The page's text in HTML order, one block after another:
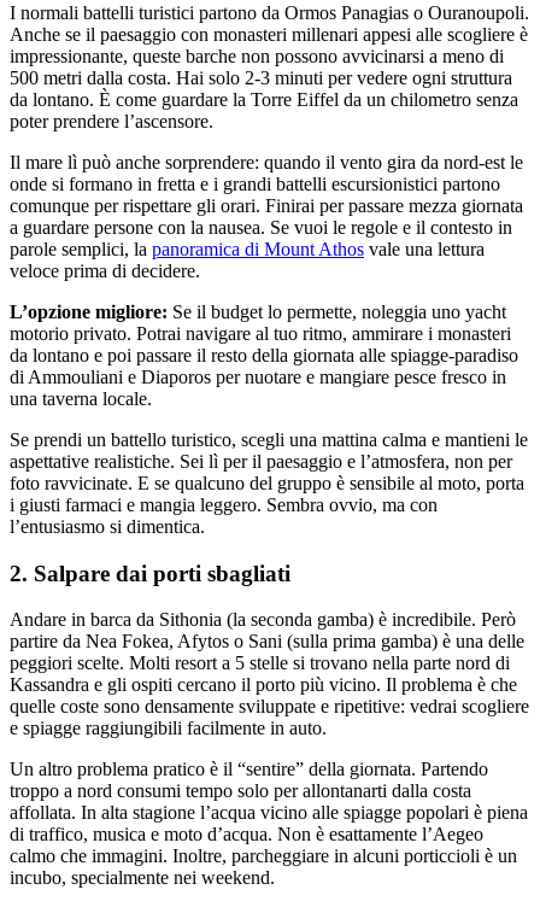
I normali battelli turistici partono da Ormos Panagias o Ouranoupoli.
Anche se il paesaggio con monasteri millenari appesi alle scogliere è
impressionante, queste barche non possono avvicinarsi a meno di
500 metri dalla costa. Hai solo 2-3 minuti per vedere ogni struttura
da lontano. È come guardare la Torre Eiffel da un chilometro senza
poter prendere l’ascensore.
Il mare lì può anche sorprendere: quando il vento gira da nord-est le
onde si formano in fretta e i grandi battelli escursionistici partono
comunque per rispettare gli orari. Finirai per passare mezza giornata
a guardare persone con la nausea. Se vuoi le regole e il contesto in
parole semplici, la panoramica di Mount Athos vale una lettura
veloce prima di decidere.
L’opzione migliore: Se il budget lo permette, noleggia uno yacht
motorio privato. Potrai navigare al tuo ritmo, ammirare i monasteri
da lontano e poi passare il resto della giornata alle spiagge-paradiso
di Ammouliani e Diaporos per nuotare e mangiare pesce fresco in
una taverna locale.
Se prendi un battello turistico, scegli una mattina calma e mantieni le
aspettative realistiche. Sei lì per il paesaggio e l’atmosfera, non per
foto ravvicinate. E se qualcuno del gruppo è sensibile al moto, porta
i giusti farmaci e mangia leggero. Sembra ovvio, ma con
l’entusiasmo si dimentica.
2. Salpare dai porti sbagliati
Andare in barca da Sithonia (la seconda gamba) è incredibile. Però
partire da Nea Fokea, Afytos o Sani (sulla prima gamba) è una delle
peggiori scelte. Molti resort a 5 stelle si trovano nella parte nord di
Kassandra e gli ospiti cercano il porto più vicino. Il problema è che
quelle coste sono densamente sviluppate e ripetitive: vedrai scogliere
e spiagge raggiungibili facilmente in auto.
Un altro problema pratico è il “sentire” della giornata. Partendo
troppo a nord consumi tempo solo per allontanarti dalla costa
affollata. In alta stagione l’acqua vicino alle spiagge popolari è piena
di traffico, musica e moto d’acqua. Non è esattamente l’Aegeo
calmo che immagini. Inoltre, parcheggiare in alcuni porticcioli è un
incubo, specialmente nei weekend.